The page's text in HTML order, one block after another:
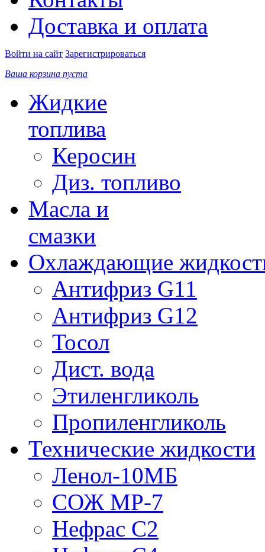
Доставка и оплата
Войти на сайт Зарегистрироваться
Ваша корзина пуста
Жидкие
топлива
Керосин
Диз. топливо
Масла и
смазки
Охлаждающие
Антифриз G11
Антифриз G12
Тосол
Дист. вода
Этиленгликоль
Пропиленгликоль
Технические жидкости
Ленол-10МБ
СОЖ МР-7
Нефрас С2